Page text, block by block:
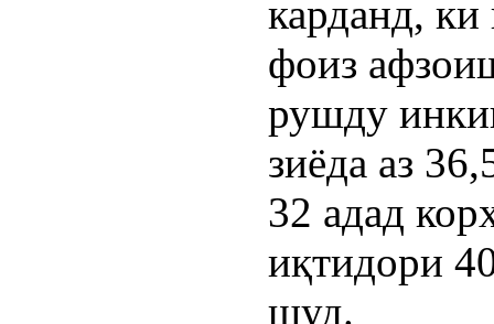
карданд,
фоиз
рушду
зиёда аз
32 адад
иқтидори
шуд.